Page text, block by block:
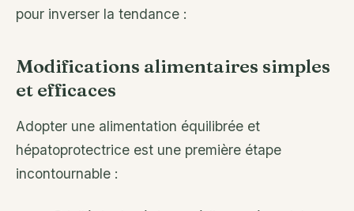
pour inverser la tendance :
Modifications alimentaires simples
et efficaces
Adopter une alimentation équilibrée et
hépatoprotectrice est une première étape
incontournable :